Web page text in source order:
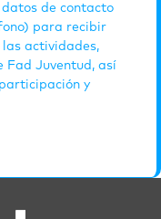
de contacto
para recibir
las actividades,
Fad Juventud, así
y